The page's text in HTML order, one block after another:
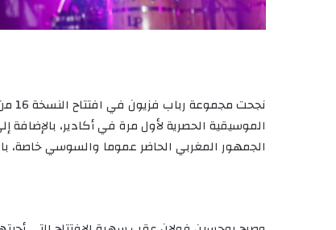
الموسيقية الحصرية لأول مرة في أكادير،
الجمهور المغربي الحاضر عموما والسوسي خاصة،